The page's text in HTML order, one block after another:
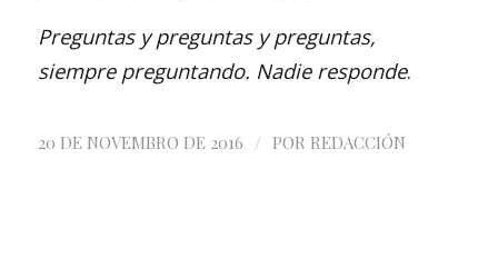
Preguntas y preguntas y preguntas,
siempre preguntando. Nadie responde.
20 DE NOVEMBRO DE 2016 / POR REDACCIÓN